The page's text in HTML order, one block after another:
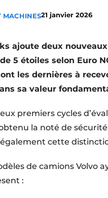
et conditions
MACHINES21 janvier 2026
ajoute deux
5 étoiles selon Euro
les dernières à
sa valeur
premiers cycles
la noté de
cette
de camions Volvo
: